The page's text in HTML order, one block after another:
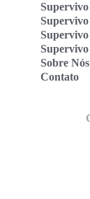
Sobre Nós
Contato